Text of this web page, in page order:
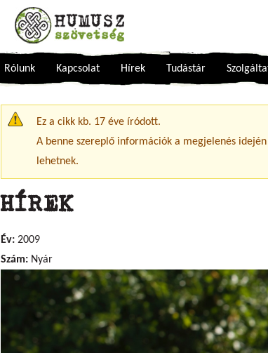
Rólunk Kapcsolat Hírek Tudástár
Figyelmeztető üzenet
Ez a cikk kb. 17 éve íródott.
A benne szereplő információk a megjelenés
lehetnek.
HÍREK
Év: 2009
Szám: Nyár